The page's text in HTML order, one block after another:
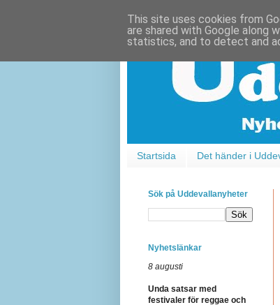
Startsida Det händer i
Sök på Uddevallanyheter
Nyhetslänkar
8 augusti
Unda satsar med
festivaler för reggae och
This site uses cookies from
are shared with Google along
statistics, and to detect and